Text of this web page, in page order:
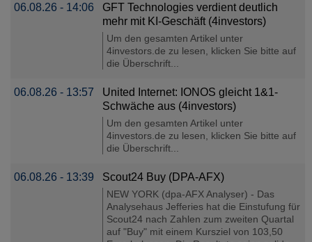
06.08.26 - 14:06
GFT Technologies verdient deutlich
mehr mit KI-Geschäft (4investors)
Um den gesamten Artikel unter
4investors.de zu lesen, klicken Sie bitte auf
die Überschrift...
06.08.26 - 13:57
United Internet: IONOS gleicht 1&1-
Schwäche aus (4investors)
Um den gesamten Artikel unter
4investors.de zu lesen, klicken Sie bitte auf
die Überschrift...
06.08.26 - 13:39 Scout24 Buy (DPA-AFX)
NEW YORK (dpa-AFX Analyser) - Das
Analysehaus Jefferies hat die Einstufung für
Scout24 nach Zahlen zum zweiten Quartal
auf "Buy" mit einem Kursziel von 103,50